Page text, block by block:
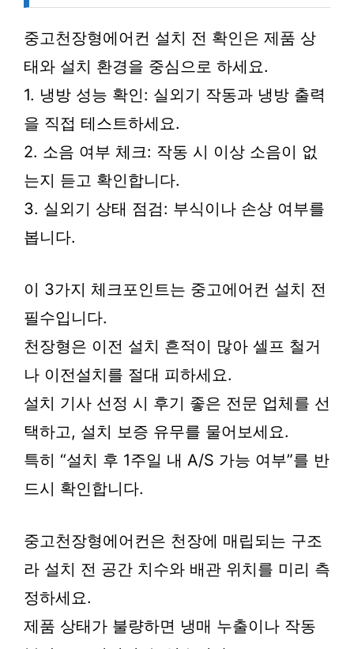
중고천장형에어컨 설치 전 확인은 제품 상
태와 설치 환경을 중심으로 하세요.
1. 냉방 성능 확인: 실외기 작동과 냉방 출력
을 직접 테스트하세요.
2. 소음 여부 체크: 작동 시 이상 소음이 없
는지 듣고 확인합니다.
3. 실외기 상태 점검: 부식이나 손상 여부를
봅니다.
이 3가지 체크포인트는 중고에어컨 설치 전
필수입니다.
천장형은 이전 설치 흔적이 많아 셀프 철거
나 이전설치를 절대 피하세요.
설치 기사 선정 시 후기 좋은 전문 업체를 선
택하고, 설치 보증 유무를 물어보세요.
특히 “설치 후 1주일 내 A/S 가능 여부”를 반
드시 확인합니다.
중고천장형에어컨은 천장에 매립되는 구조
라 설치 전 공간 치수와 배관 위치를 미리 측
정하세요.
제품 상태가 불량하면 냉매 누출이나 작동